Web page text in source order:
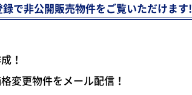
で非公開販売物件をご覧いただけます!
！
変更物件をメール配信！